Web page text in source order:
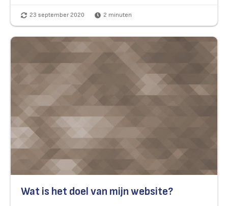
23 september 2020 2 minuten
Wat is het doel van mijn website?